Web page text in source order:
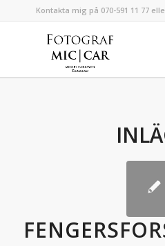
Kontakta mig på 070-591 11 77